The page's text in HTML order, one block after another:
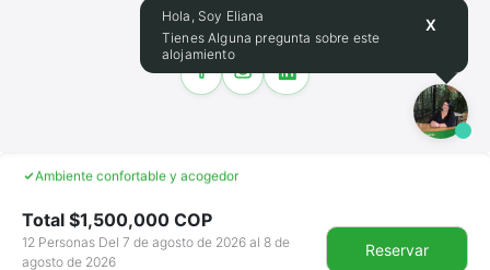
Hola, Soy Eliana
Tienes Alguna pregunta sobre este
alojamiento
X
Total $1,500,000 COP
12 Personas Del 7 de agosto de 2026 al 8 de
agosto de 2026
Haz de este lugar tu hogar
Ambiente confortable y acogedor
Reservar
Terminos Y Condiciones